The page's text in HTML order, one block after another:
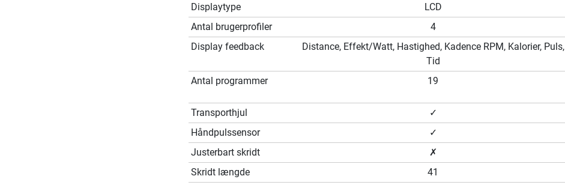
Displaytype
LCD
Antal brugerprofiler
4
Display feedback
Distance, Effekt/Watt, Hastighed, Kadence RPM, Kalorier, Puls,
Tid
Antal programmer
19
Transporthjul
✓
Håndpulssensor
✓
Justerbart skridt
✗
Skridt længde
41